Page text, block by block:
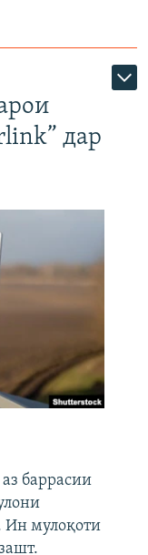
дар
баррасии
Ин мулоқоти